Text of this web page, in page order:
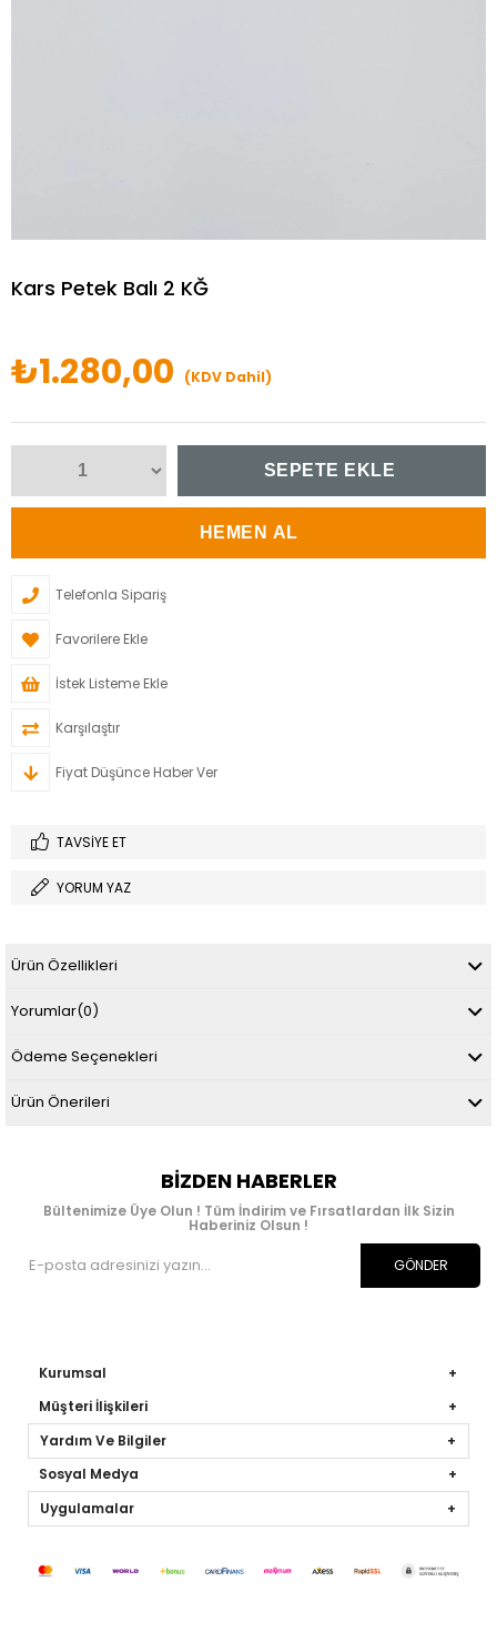
Kars Petek Balı 2 KĞ
₺1.280,00 (KDV Dahil)
Telefonla Sipariş
Favorilere Ekle
İstek Listeme Ekle
Karşılaştır
Fiyat Düşünce Haber Ver
TAVSIYE ET
YORUM YAZ
Ürün Özellikleri
Yorumlar(0)
Ödeme Seçenekleri
Ürün Önerileri
BIZDEN HABERLER
Bültenimize Üye Olun ! Tüm İndirim ve Fırsatlardan İlk Sizin
Haberiniz Olsun !
GÖNDER
Kurumsal
Müşteri İlişkileri
Yardım Ve Bilgiler
Sosyal Medya
Uygulamalar